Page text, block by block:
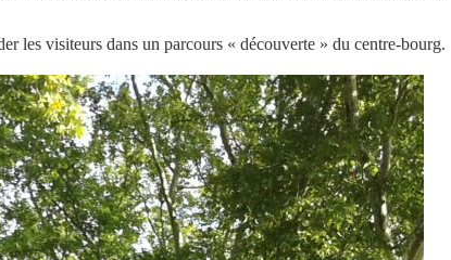
les visiteurs dans un parcours « découverte » du centre-bourg.